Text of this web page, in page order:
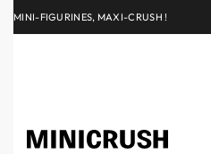
MINI-FIGURINES, MAXI-CRUSH !